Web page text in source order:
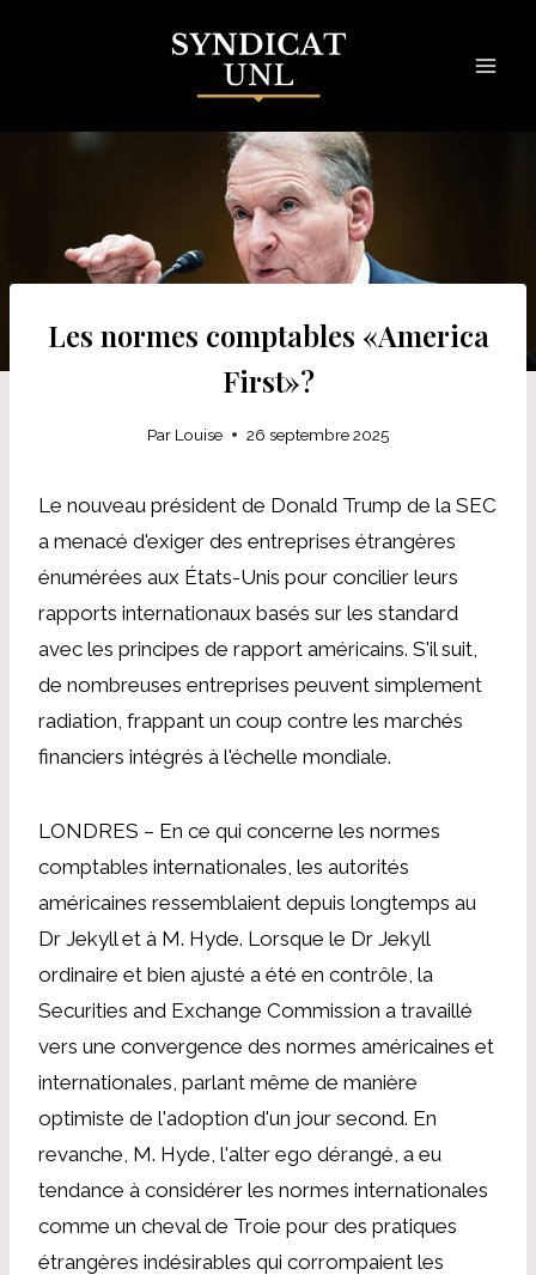
Les normes comptables «America
First»?
Par Louise 26 septembre 2025
Le nouveau président de Donald Trump de la SEC
a menacé d'exiger des entreprises étrangères
énumérées aux États-Unis pour concilier leurs
rapports internationaux basés sur les standard
avec les principes de rapport américains. S'il suit,
de nombreuses entreprises peuvent simplement
radiation, frappant un coup contre les marchés
financiers intégrés à l'échelle mondiale.
LONDRES – En ce qui concerne les normes
comptables internationales, les autorités
américaines ressemblaient depuis longtemps au
Dr Jekyll et à M. Hyde. Lorsque le Dr Jekyll
ordinaire et bien ajusté a été en contrôle, la
Securities and Exchange Commission a travaillé
vers une convergence des normes américaines et
internationales, parlant même de manière
optimiste de l'adoption d'un jour second. En
revanche, M. Hyde, l'alter ego dérangé, a eu
tendance à considérer les normes internationales
comme un cheval de Troie pour des pratiques
étrangères indésirables qui corrompaient les